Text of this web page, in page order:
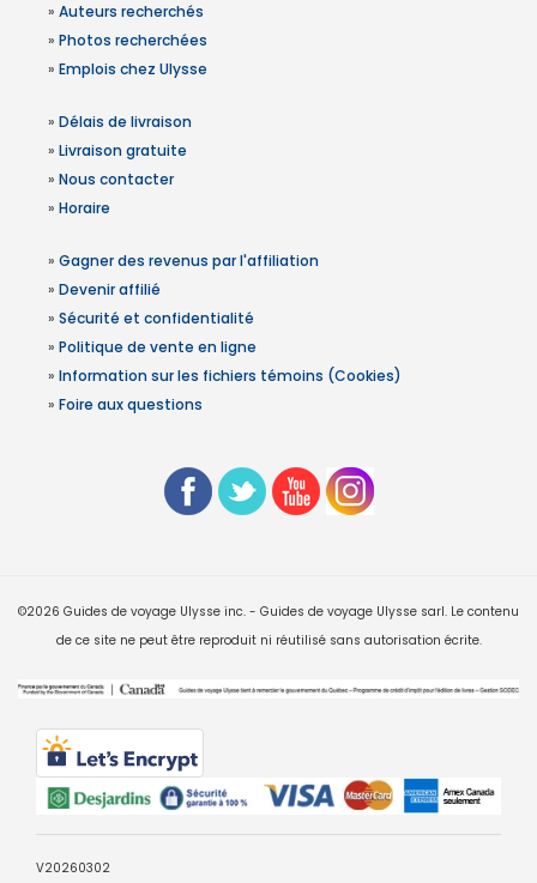
» Auteurs recherchés
» Photos recherchées
» Emplois chez Ulysse
» Délais de livraison
» Livraison gratuite
» Nous contacter
» Horaire
» Gagner des revenus par l'affiliation
» Devenir affilié
» Sécurité et confidentialité
» Politique de vente en ligne
» Information sur les fichiers témoins (Cookies)
» Foire aux questions
©2026 Guides de voyage Ulysse inc. - Guides de voyage Ulysse sarl. Le contenu
de ce site ne peut être reproduit ni réutilisé sans autorisation écrite.
V20260302